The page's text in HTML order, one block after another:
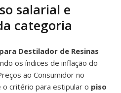
salarial e
categoria
Destilador de Resinas
os índices de inflação do
ao Consumidor no
critério para estipular o piso